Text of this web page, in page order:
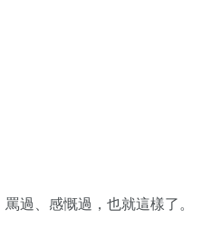
過、感慨過，也就這樣了。